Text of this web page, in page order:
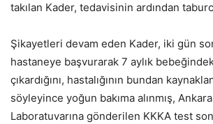
takılan Kader, tedavisinin ardından
Şikayetleri devam eden Kader, iki gün
hastaneye başvurarak 7 aylık
çıkardığını, hastalığının bundan
söyleyince yoğun bakıma alınmış, Ankara
Laboratuvarına gönderilen KKKA test